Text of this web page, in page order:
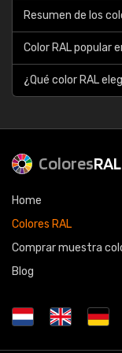
Resumen de los
Color RAL popular
¿Qué color RAL
ColoresRAL
Home
Colores RAL
Comprar muestra
Blog